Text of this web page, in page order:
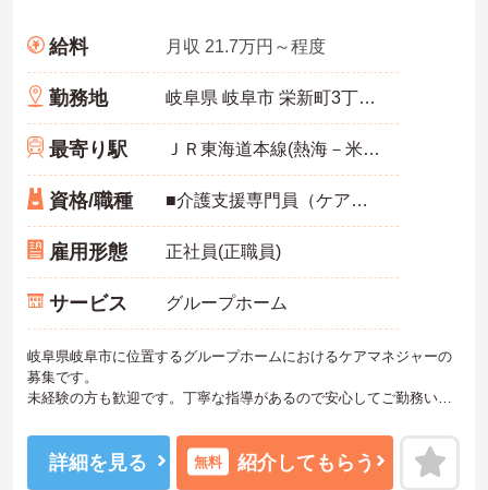
給料 月収 21.7万円～程度
勤務地 岐阜県 岐阜市 栄新町3丁目100番
最寄り駅 ＪＲ東海道本線(熱海－米原)「岐阜駅」徒歩10分
資格/職種 ■介護支援専門員（ケアマネジャー）：必須 ■未経験：可 ■普通自動車運転免許（AT限定可）：必須
雇用形態 正社員(正職員)
サービス グループホーム
岐阜県岐阜市に位置するグループホームにおけるケアマネジャーの
募集です。
未経験の方も歓迎です。丁寧な指導があるので安心してご勤務いた
がらご勤務いただけます。
ご興味のある方には、面接対策ポイントなど、さらに詳細をお話し
いたしますのでお気軽にご相談ください！
詳細を見る 無料 紹介してもらう